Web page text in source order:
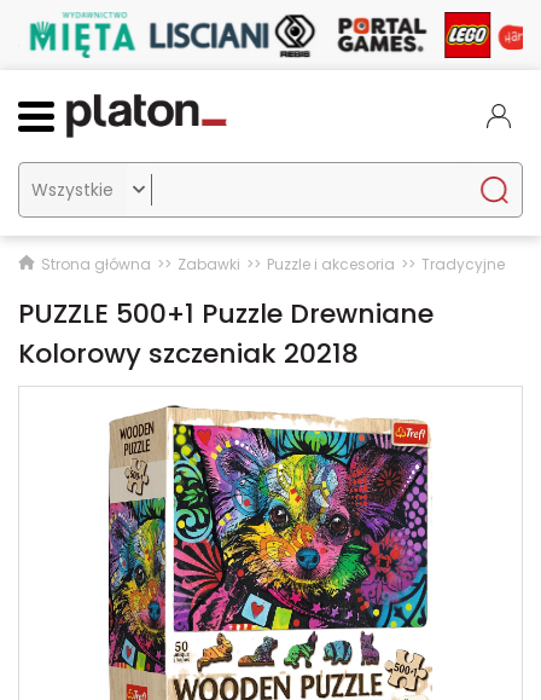

Strona główna Zabawki Puzzle i akcesoria Tradycyjne
PUZZLE 500+1 Puzzle Drewniane
Kolorowy szczeniak 20218